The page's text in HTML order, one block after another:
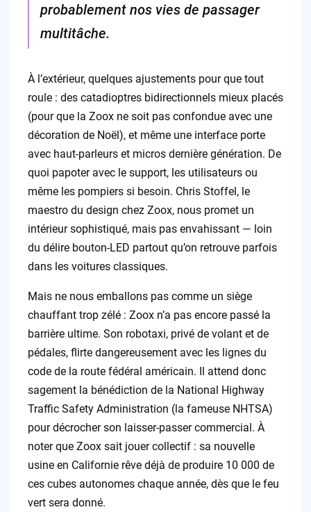
probablement nos vies de passager
multitâche.
À l’extérieur, quelques ajustements pour que tout
roule : des catadioptres bidirectionnels mieux placés
(pour que la Zoox ne soit pas confondue avec une
décoration de Noël), et même une interface porte
avec haut-parleurs et micros dernière génération. De
quoi papoter avec le support, les utilisateurs ou
même les pompiers si besoin. Chris Stoffel, le
maestro du design chez Zoox, nous promet un
intérieur sophistiqué, mais pas envahissant — loin
du délire bouton-LED partout qu’on retrouve parfois
dans les voitures classiques.
Mais ne nous emballons pas comme un siège
chauffant trop zélé : Zoox n’a pas encore passé la
barrière ultime. Son robotaxi, privé de volant et de
pédales, flirte dangereusement avec les lignes du
code de la route fédéral américain. Il attend donc
sagement la bénédiction de la National Highway
Traffic Safety Administration (la fameuse NHTSA)
pour décrocher son laisser-passer commercial. À
noter que Zoox sait jouer collectif : sa nouvelle
usine en Californie rêve déjà de produire 10 000 de
ces cubes autonomes chaque année, dès que le feu
vert sera donné.